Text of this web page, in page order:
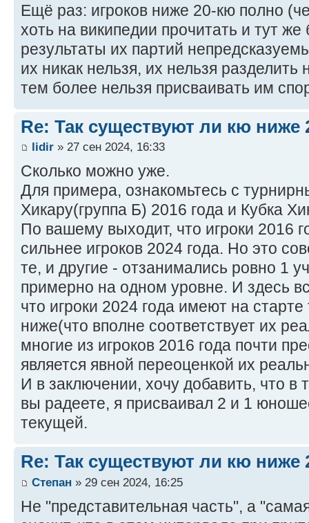
Ещё раз: игроков ниже 20-кю полно
хоть на википедии прочитать и тут
результаты их партий
их никак нельзя, их нельзя
тем более нельзя присваивать им
Re: Так существуют ли кю ниже
lidir » 27 сен 2024, 16:33
Сколько можно уже.
Для примера, ознакомьтесь с
Хикару(группа Б) 2016 года и Кубка
По вашему выходит, что игроки 2016
сильнее игроков 2024 года. Но это
те, и другие - отзанимались ровно 1
примерно на одном уровне. И здесь
что игроки 2024 года имеют на
ниже(что вполне соответствует их
многие из игроков 2016 года почти
является явной переоценкой их
И в заключении, хочу добавить, что в
вы радеете, я присваивал 2 и 1
текущей.
Re: Так существуют ли кю ниже
Степан » 29 сен 2024, 16:25
Не "представительная часть", а